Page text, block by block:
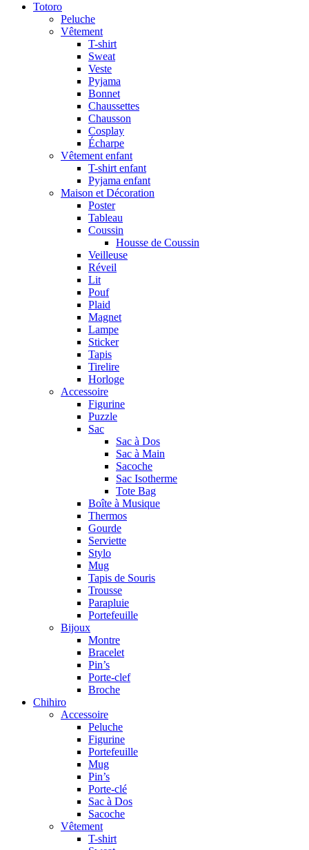
Totoro
Peluche
Vêtement
T-shirt
Sweat
Veste
Pyjama
Bonnet
Chaussettes
Chausson
Cosplay
Écharpe
Vêtement enfant
T-shirt enfant
Pyjama enfant
Maison et Décoration
Poster
Tableau
Coussin
Housse de Coussin
Veilleuse
Réveil
Lit
Pouf
Plaid
Magnet
Lampe
Sticker
Tapis
Tirelire
Horloge
Accessoire
Figurine
Puzzle
Sac
Sac à Dos
Sac à Main
Sacoche
Sac Isotherme
Tote Bag
Boîte à Musique
Thermos
Gourde
Serviette
Stylo
Mug
Tapis de Souris
Trousse
Parapluie
Portefeuille
Bijoux
Montre
Bracelet
Pin’s
Porte-clef
Broche
Chihiro
Accessoire
Peluche
Figurine
Portefeuille
Mug
Pin’s
Porte-clé
Sac à Dos
Sacoche
Vêtement
T-shirt